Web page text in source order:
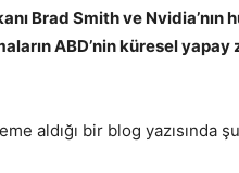
Brad Smith ve
ABD’nin küresel
aldığı bir blog yazısında